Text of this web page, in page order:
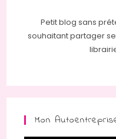
Petit blog sans
souhaitant partager
Mon